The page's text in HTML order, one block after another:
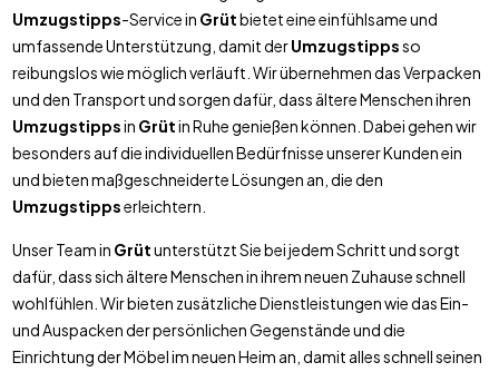
Umzugstipps-Service in Grütbietet eine einfühlsame und
umfassende Unterstützung, damit derUmzugstippsso
reibungslos wie möglich verläuft. Wir übernehmen das Verpacken
und den Transport und sorgen dafür, dass ältere Menschen ihren
Umzugstippsin Grütin Ruhe genießen können. Dabei gehen wir
besonders auf die individuellen Bedürfnisse unserer Kunden ein
und bieten maßgeschneiderte Lösungen an, die den
Umzugstippserleichtern.
Unser Team in Grütunterstützt Sie bei jedem Schritt und sorgt
dafür, dass sich ältere Menschen in ihrem neuen Zuhause schnell
wohlfühlen. Wir bieten zusätzliche Dienstleistungen wie das Ein-
und Auspacken der persönlichen Gegenstände und die
Einrichtung der Möbel im neuen Heim an, damit alles schnell seinen